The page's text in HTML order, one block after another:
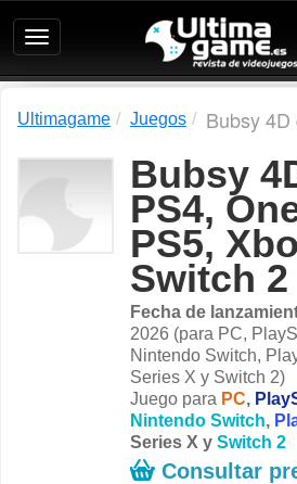
Ultimagame:
Revista
de
Ultimagame Juegos Bubsy
Bubsy
PS4,
PS5,
Switch 2
Fecha de
2026 (para PC,
Nintendo Switch,
Series X y Switch 2)
Juego para PC,
Nintendo Switch,
Series X y Switch 2
Consultar